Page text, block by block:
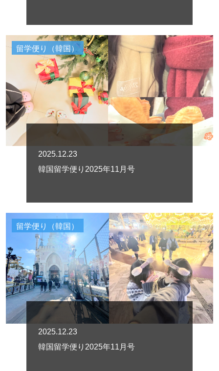
留学便り（韓国）
2025.12.23
韓国留学便り2025年11月号
留学便り（韓国）
2025.12.23
韓国留学便り2025年11月号